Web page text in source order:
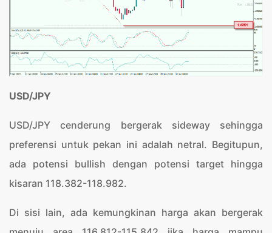
USD/JPY
USD/JPY cenderung bergerak sideway sehingga
preferensi untuk pekan ini adalah netral. Begitupun,
ada potensi bullish dengan potensi target hingga
kisaran 118.382-118.982.
Di sisi lain, ada kemungkinan harga akan bergerak